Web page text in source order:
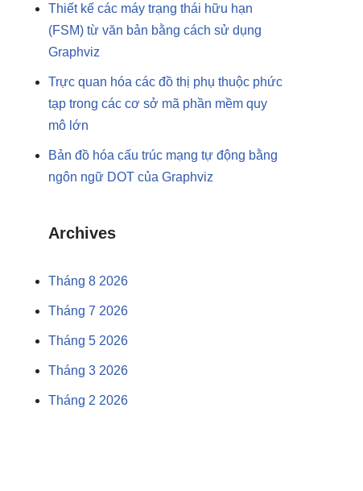
Thiết kế các máy trạng thái hữu hạn
(FSM) từ văn bản bằng cách sử dụng
Graphviz
Trực quan hóa các đồ thị phụ thuộc phức
tạp trong các cơ sở mã phần mềm quy
mô lớn
Bản đồ hóa cấu trúc mạng tự động bằng
ngôn ngữ DOT của Graphviz
Archives
Tháng 8 2026
Tháng 7 2026
Tháng 5 2026
Tháng 3 2026
Tháng 2 2026